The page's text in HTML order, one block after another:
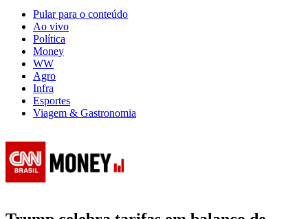
Pular para o conteúdo
Ao vivo
Política
Money
WW
Agro
Infra
Esportes
Viagem & Gastronomia